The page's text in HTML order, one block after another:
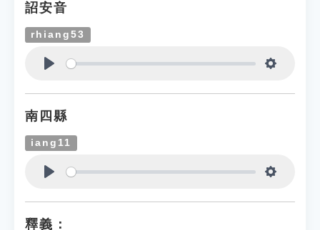
詔安音
rhiang53
南四縣
iang11
釋義：